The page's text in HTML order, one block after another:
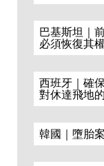
巴基斯坦｜
必須恢復其
西班牙｜確
對休達飛地
韓國｜墮胎